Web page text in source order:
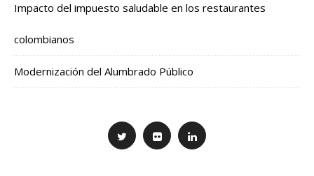
Impacto del impuesto saludable en los restaurantes
colombianos
Modernización del Alumbrado Público